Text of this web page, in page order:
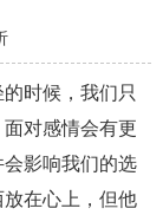
射手座男生
女座男生
时候，我们只
对感情会有更
影响我们的选
在心上，但他